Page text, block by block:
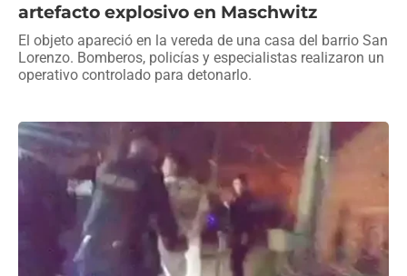
artefacto explosivo en Maschwitz
El objeto apareció en la vereda de una casa del barrio San
Lorenzo. Bomberos, policías y especialistas realizaron un
operativo controlado para detonarlo.